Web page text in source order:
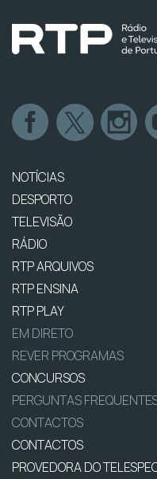
NOTÍCIAS
DESPORTO
TELEVISÃO
RÁDIO
RTP ARQUIVOS
RTP ENSINA
RTP PLAY
EM DIRETO
REVER PROGRAMAS
CONCURSOS
PERGUNTAS
CONTACTOS
CONTACTOS
PROVEDORA DO